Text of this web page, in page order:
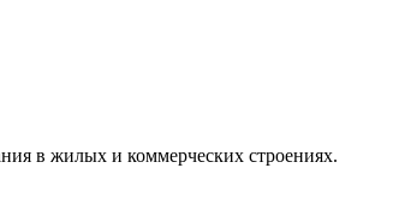
в жилых и коммерческих строениях.